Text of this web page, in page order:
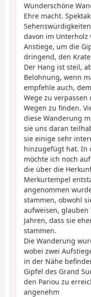
Wunderschöne
Ehre macht.
davon im
Anstiege, um die
dringend, den
Der Hang ist steil,
Belohnung, wenn
empfehle auch,
Wege zu
Wegen zu finden.
diese Wanderung
sie uns daran
sie einige sehr
hinzugefügt hat. In
möchte ich noch
die über die
Merkurtempel
angenommen
stammen, obwohl
aufweisen,
Jahren, dass sie
stammen.
Die Wanderung
wobei zwei
in der Nähe
Gipfel des Grand
den Pariou zu
angenehm